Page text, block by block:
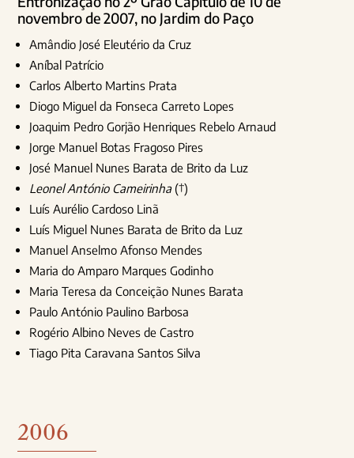
novembro de 2007, no Jardim do Paço
Amândio José Eleutério da Cruz
Aníbal Patrício
Carlos Alberto Martins Prata
Diogo Miguel da Fonseca Carreto Lopes
Joaquim Pedro Gorjão Henriques Rebelo Arnaud
Jorge Manuel Botas Fragoso Pires
José Manuel Nunes Barata de Brito da Luz
Leonel António Cameirinha(†)
Luís Aurélio Cardoso Linã
Luís Miguel Nunes Barata de Brito da Luz
Manuel Anselmo Afonso Mendes
Maria do Amparo Marques Godinho
Maria Teresa da Conceição Nunes Barata
Paulo António Paulino Barbosa
Rogério Albino Neves de Castro
Tiago Pita Caravana Santos Silva
2006